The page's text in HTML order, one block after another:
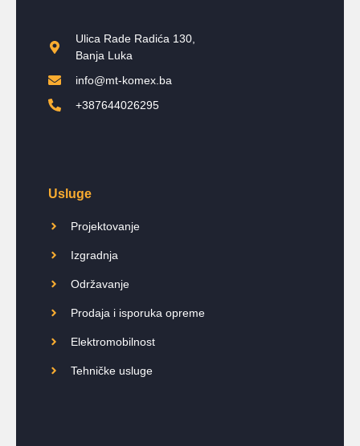
Ulica Rade Radića 130,
Banja Luka
info@mt-komex.ba
+387644026295
Usluge
Projektovanje
Izgradnja
Održavanje
Prodaja i isporuka opreme
Elektromobilnost
Tehničke usluge